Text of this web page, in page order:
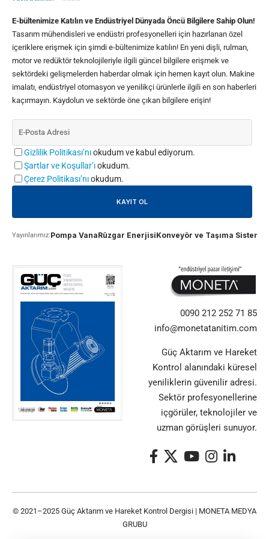
E-bültenimize Katılın ve Endüstriyel Dünyada Öncü Bilgilere Sahip Olun!
Tasarım mühendisleri ve endüstri profesyonelleri için hazırlanan özel
içeriklere erişmek için şimdi e-bültenimize katılın! En yeni dişli, rulman,
motor ve redüktör teknolojileriyle ilgili güncel bilgilere erişmek ve
sektördeki gelişmelerden haberdar olmak için hemen kayıt olun. Makine
imalatı, endüstriyel otomasyon ve yenilikçi ürünlerle ilgili en son haberleri
kaçırmayın. Kaydolun ve sektörde öne çıkan bilgilere erişin!
Gizlilik Politikası’nıokudum ve kabul ediyorum.
Şartlar ve Koşullar’ıokudum.
Çerez Politikası’nıokudum.
Yayınlarımız:Pompa VanaRüzgar EnerjisiKonveyör ve Taşıma
0090 212 252 71 85
info@monetatanitim.com
Güç Aktarım ve Hareket
Kontrol alanındaki küresel
yeniliklerin güvenilir adresi.
Sektör profesyonellerine
içgörüler, teknolojiler ve
uzman görüşleri sunuyor.
© 2021–2025 Güç Aktarım ve Hareket Kontrol Dergisi | MONETA MEDYA
GRUBU